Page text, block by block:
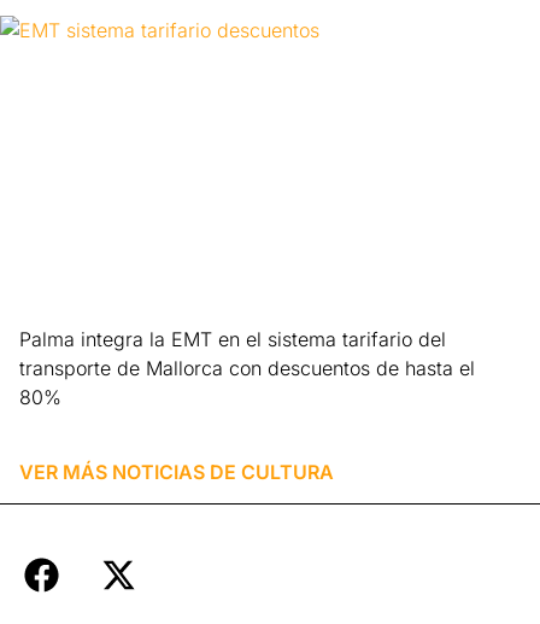
Palma integra la EMT en el sistema tarifario del
transporte de Mallorca con descuentos de hasta el
80%
VER MÁS NOTICIAS DE CULTURA